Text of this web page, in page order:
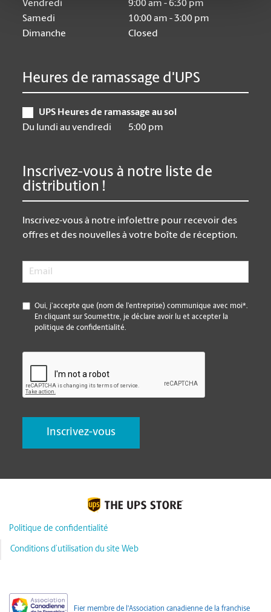
Vendredi
9:00 am - 6:30 pm
Samedi
10:00 am - 3:00 pm
Dimanche
Closed
Heures de ramassage d'UPS
UPS Heures de ramassage au sol
Du lundi au vendredi
5:00 pm
Inscrivez-vous à notre liste de
distribution !
Inscrivez-vous à notre infolettre pour recevoir des
offres et des nouvelles à votre boîte de réception.
Email
*
Oui, j’accepte que (nom de l’entreprise) communique avec moi*.
En cliquant sur Soumettre, je déclare avoir lu et accepter la
politique de confidentialité.
Politique de confidentialité
Conditions d’utilisation du site Web
Fier membre de l'Association canadienne de la franchise